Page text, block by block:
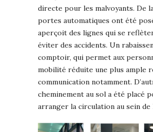
directe pour les malvoyants. De
portes automatiques ont été
aperçoit des lignes qui se
éviter des accidents. Un
comptoir, qui permet aux
mobilité réduite une plus ample
communication notamment.
cheminement au sol a été placé
arranger la circulation au sein de